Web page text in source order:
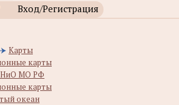
Вход/Регистрация
Карты
карты
МО РФ
карты
океан